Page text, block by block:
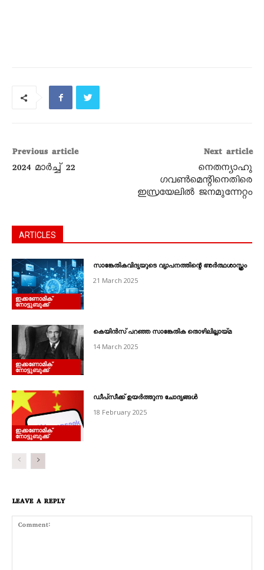
Previous article
2024 മാർച്ച്‌ 22
Next article
നെതന്യാഹു
ഗവൺമെന്റിനെതിരെ
ഇസ്രയേലിൽ ജനമുന്നേറ്റം
ARTICLES
ഇക്കണോമിക്
നോട്ടുബുക്ക്
സാങ്കേതികവിദ്യയുടെ വ്യാപനത്തിന്റെ അർത്ഥശാസ്ത്രം
21 March 2025
ഇക്കണോമിക്
നോട്ടുബുക്ക്
കെയിൻസ്‌ പറഞ്ഞ സാങ്കേതിക തൊഴിലില്ലായ്മ
14 March 2025
ഇക്കണോമിക്
നോട്ടുബുക്ക്
ഡീപ്‌സീക്ക് ഉയർത്തുന്ന ചോദ്യങ്ങൾ
18 February 2025
LEAVE A REPLY